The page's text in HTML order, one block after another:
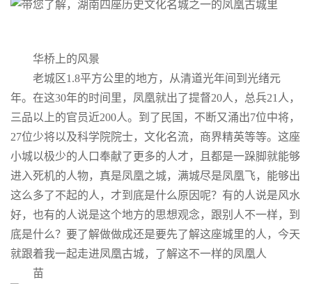
华桥上的风景
老城区1.8平方公里的地方，从清道光年间到光绪元
年。在这30年的时间里，凤凰就出了提督20人，总兵21人，
三品以上的官员近200人。到了民国，不断又涌出7位中将，
27位少将以及科学院院士，文化名流，商界精英等等。这座
小城以极少的人口奉献了更多的人才，且都是一跺脚就能够
进入死机的人物，真是凤凰之城，满城尽是凤凰飞，能够出
这么多了不起的人，才到底是什么原因呢？有的人说是风水
好，也有的人说是这个地方的思想观念，跟别人不一样，到
底是什么？要了解做做成还是要先了解这座城里的人，今天
就跟着我一起走进凤凰古城，了解这不一样的凤凰人
苗